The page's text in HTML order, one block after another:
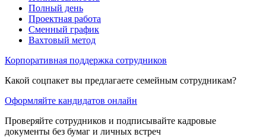
Полный день
Проектная работа
Сменный график
Вахтовый метод
Корпоративная поддержка сотрудников
Какой соцпакет вы предлагаете семейным сотрудникам?
Оформляйте кандидатов онлайн
Проверяйте сотрудников и подписывайте кадровые
документы без бумаг и личных встреч